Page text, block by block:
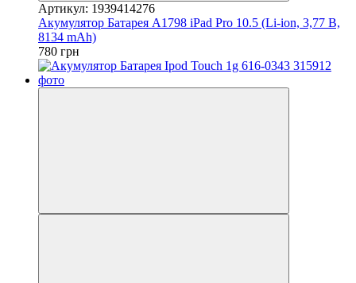
Артикул: 1939414276
Акумулятор Батарея A1798 iPad Pro 10.5 (Li-ion, 3,77 B,
8134 mAh)
780 грн